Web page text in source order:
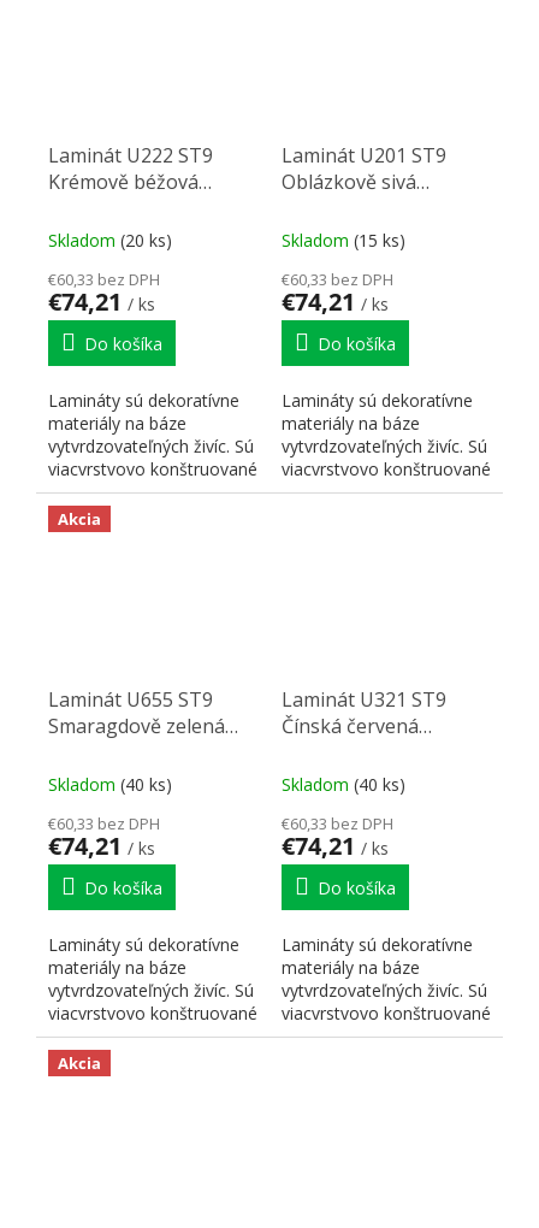
Laminát U222 ST9
Krémově béžová
Skladom (20 ks)
€60,33 bez DPH
€74,21 / ks
Do košíka
Lamináty sú dekoratívne
materiály na báze
vytvrdzovateľných živíc. Sú
viacvrstvovo konštruované
a skladajú sa z...
Laminát U201 ST9
Oblázkově sivá
Skladom (15 ks)
€60,33 bez DPH
€74,21 / ks
Do košíka
Lamináty sú dekoratívne
materiály na báze
vytvrdzovateľných živíc. Sú
viacvrstvovo konštruované
a skladajú sa z...
Akcia
Laminát U655 ST9
Smaragdově zelená
Skladom (40 ks)
€60,33 bez DPH
€74,21 / ks
Do košíka
Lamináty sú dekoratívne
materiály na báze
vytvrdzovateľných živíc. Sú
viacvrstvovo konštruované
a skladajú sa z...
Laminát U321 ST9
Čínská červená
Skladom (40 ks)
€60,33 bez DPH
€74,21 / ks
Do košíka
Lamináty sú dekoratívne
materiály na báze
vytvrdzovateľných živíc. Sú
viacvrstvovo konštruované
a skladajú sa z...
Akcia